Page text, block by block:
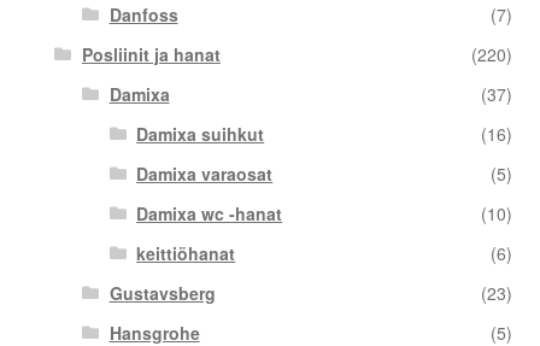
Danfoss
(7)
Posliinit ja hanat
(220)
Damixa
(37)
Damixa suihkut
(16)
Damixa varaosat
(5)
Damixa wc -hanat
(10)
keittiöhanat
(6)
Gustavsberg
(23)
Hansgrohe
(5)